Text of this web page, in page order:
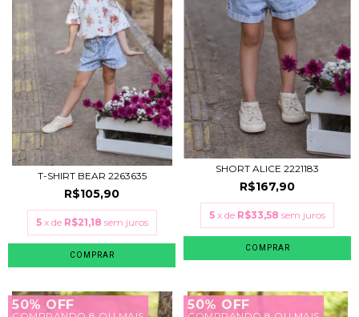
T-SHIRT BEAR 2263635
R$105,90
5 x de R$21,18 sem juros
COMPRAR
SHORT ALICE 2221183
R$167,90
5 x de R$33,58 sem juros
COMPRAR
50% OFF 50% OFF